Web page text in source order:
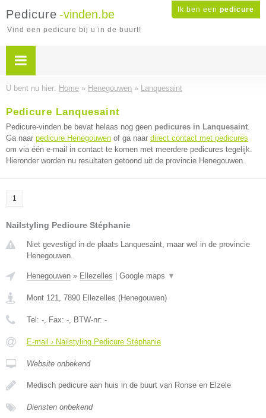
Ik ben een pedicure
Pedicure -vinden.be
Vind een pedicure bij u in de buurt!
U bent nu hier: Home » Henegouwen » Lanquesaint
Pedicure Lanquesaint
Pedicure-vinden.be bevat helaas nog geen pedicures in Lanquesaint.
Ga naar pedicure Henegouwen of ga naar direct contact met pedicures
om via één e-mail in contact te komen met meerdere pedicures tegelijk.
Hieronder worden nu resultaten getoond uit de provincie Henegouwen.
1
Nailstyling Pedicure Stéphanie
Niet gevestigd in de plaats Lanquesaint, maar wel in de provincie
Henegouwen.
Henegouwen » Ellezelles Google maps ▼
Mont 121, 7890 Ellezelles (Henegouwen)
Tel: -, Fax: -, BTW-nr: -
E-mail › Nailstyling Pedicure Stéphanie
Website onbekend
Medisch pedicure aan huis in de buurt van Ronse en Elzele
Diensten onbekend